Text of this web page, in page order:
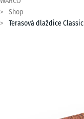
Shop
Terasová dlaždice Classic